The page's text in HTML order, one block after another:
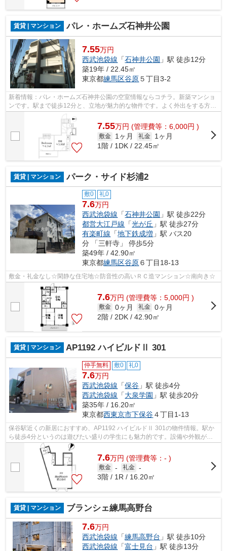
賃貸 | マンション パレ・ホームズ石神井公園
7.55万円
西武池袋線 「石神井公園 」駅 徒歩12分
築19年 / 22.45㎡
東京都練馬区谷原５丁目3-2
新着情報：パレ・ホームズ石神井公園の空室情報ならコチラ。新築マンショ
ンです。駅まで徒歩12分と、立地が魅力的な物件です。よく外出をする方、
石神井公園エリアの物件は如何でしょ...
7.55万円 (管理費等：6,000円 )
敷金 1ヶ月 礼金
1ヶ月
1階 / 1DK / 22.45㎡
賃貸 | マンション パーク・サイド杉浦2
敷0 礼0
7.6万円
西武池袋線 「石神井公園 」駅 徒歩22分
都営大江戸線 「光が丘 」駅 徒歩27分
有楽町線 「地下鉄成増 」駅 バス20
分 「三軒寺」 停歩5分
築49年 / 42.90㎡
東京都練馬区谷原６丁目18-13
敷金・礼金なし☆閑静な住宅地☆防音性の高いＲＣ造マンション☆南向き☆
7.6万円 (管理費等：5,000円 )
敷金 0ヶ月 礼金 0ヶ月
2階 / 2DK / 42.90㎡
賃貸 | マンション AP1192 ハイビルドⅡ 301
仲手無料 敷0 礼0
7.6万円
西武池袋線 「保谷 」駅 徒歩4分
西武池袋線 「大泉学園 」駅 徒歩20分
築35年 / 16.20㎡
東京都西東京市下保谷４丁目1-13
保谷駅近くの新居におすすめ、AP1192 ハイビルドⅡ 301の物件情報。駅か
ら徒歩4分というのは遊びたい盛りの学生にも魅力的です。設備や外観が充
実しているマンションです。お友達を招待...
7.6万円 (管理費等：- )
敷金 - 礼金 -
3階 / 1R / 16.20㎡
賃貸 | マンション ブランシェ練馬高野台
7.6万円
西武池袋線 「練馬高野台 」駅 徒歩10分
西武池袋線 「富士見台 」駅 徒歩13分